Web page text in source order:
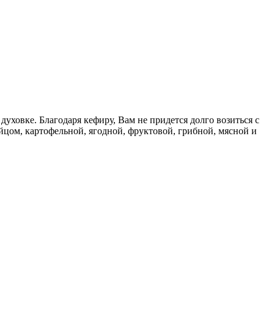
Благодаря кефиру, Вам не придется долго возиться с
картофельной, ягодной, фруктовой, грибной, мясной и